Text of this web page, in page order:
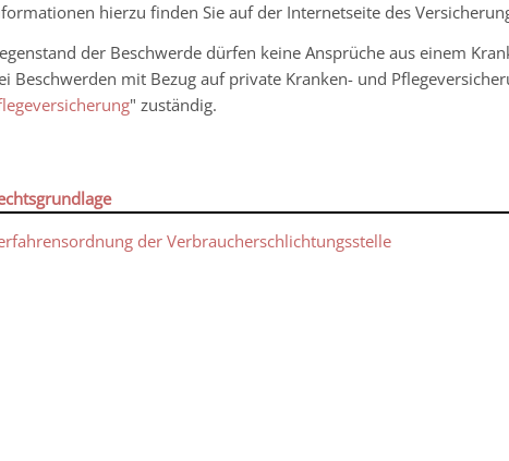
hierzu finden Sie auf der Internetseite des
der Beschwerde dürfen keine Ansprüche aus einem
Beschwerden mit Bezug auf private Kranken- und
" zuständig.
der Verbraucherschlichtungsstelle